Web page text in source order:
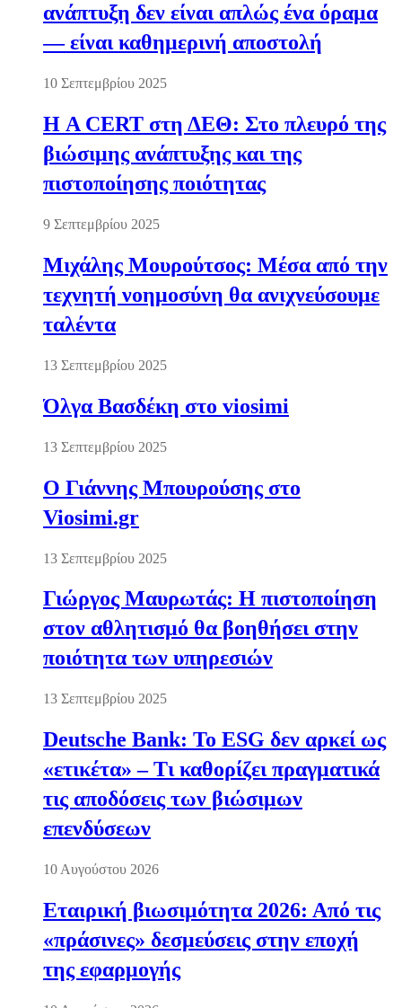
ανάπτυξη δεν είναι απλώς ένα όραμα
— είναι καθημερινή αποστολή
10 Σεπτεμβρίου 2025
Η A CERT στη ΔΕΘ: Στο πλευρό της
βιώσιμης ανάπτυξης και της
πιστοποίησης ποιότητας
9 Σεπτεμβρίου 2025
Μιχάλης Μουρούτσος: Μέσα από την
τεχνητή νοημοσύνη θα ανιχνεύσουμε
ταλέντα
13 Σεπτεμβρίου 2025
Όλγα Βασδέκη στο viosimi
13 Σεπτεμβρίου 2025
Ο Γιάννης Μπουρούσης στο
Viosimi.gr
13 Σεπτεμβρίου 2025
Γιώργος Μαυρωτάς: Η πιστοποίηση
στον αθλητισμό θα βοηθήσει στην
ποιότητα των υπηρεσιών
13 Σεπτεμβρίου 2025
Deutsche Bank: Το ESG δεν αρκεί ως
«ετικέτα» – Τι καθορίζει πραγματικά
τις αποδόσεις των βιώσιμων
επενδύσεων
10 Αυγούστου 2026
Εταιρική βιωσιμότητα 2026: Από τις
«πράσινες» δεσμεύσεις στην εποχή
της εφαρμογής